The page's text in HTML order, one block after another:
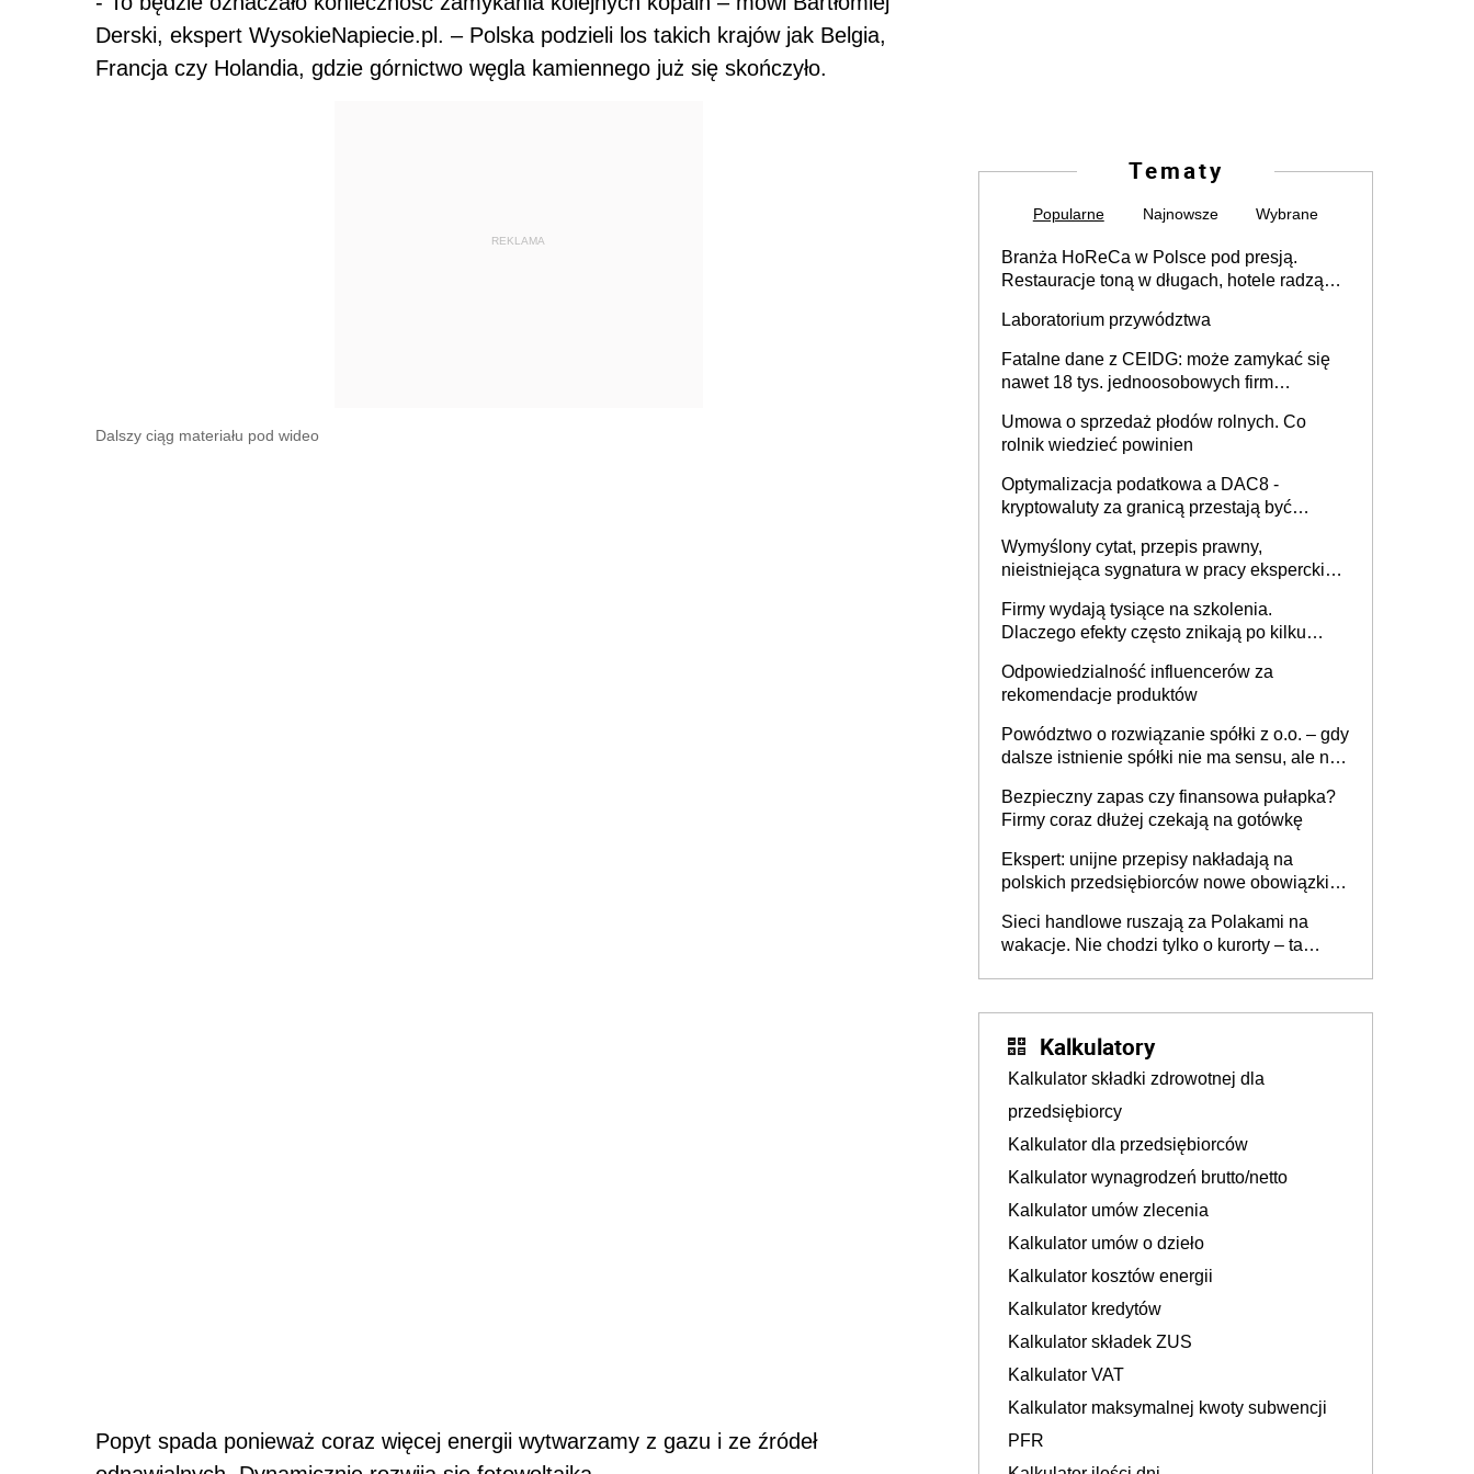
Derski, ekspert WysokieNapiecie.pl. – Polska podzieli los takich krajów jak Belgia,
Francja czy Holandia, gdzie górnictwo węgla kamiennego już się skończyło.
REKLAMA
Dalszy ciąg materiału pod wideo
Popyt spada ponieważ coraz więcej energii wytwarzamy z gazu i ze źródeł
Tematy
Popularne Najnowsze Wybrane
Branża HoReCa w Polsce pod presją.
Restauracje toną w długach, hotele radzą
Laboratorium przywództwa
Fatalne dane z CEIDG: może zamykać się
nawet 18 tys. jednoosobowych firm
Umowa o sprzedaż płodów rolnych. Co
rolnik wiedzieć powinien
Optymalizacja podatkowa a DAC8 -
kryptowaluty za granicą przestają być
Wymyślony cytat, przepis prawny,
nieistniejąca sygnatura w pracy eksperckiej -
firmie
Firmy wydają tysiące na szkolenia.
Dlaczego efekty często znikają po kilku
Odpowiedzialność influencerów za
rekomendacje produktów
Powództwo o rozwiązanie spółki z o.o. – gdy
dalsze istnienie spółki nie ma sensu, ale nie
Bezpieczny zapas czy finansowa pułapka?
Firmy coraz dłużej czekają na gotówkę
Ekspert: unijne przepisy nakładają na
polskich przedsiębiorców nowe obowiązki w
Sieci handlowe ruszają za Polakami na
wakacje. Nie chodzi tylko o kurorty – ta
Kalkulatory
Kalkulator składki zdrowotnej dla
przedsiębiorcy
Kalkulator dla przedsiębiorców
Kalkulator wynagrodzeń brutto/netto
Kalkulator umów zlecenia
Kalkulator umów o dzieło
Kalkulator kosztów energii
Kalkulator kredytów
Kalkulator składek ZUS
Kalkulator VAT
Kalkulator maksymalnej kwoty subwencji
PFR